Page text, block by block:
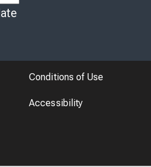
Conditions of Use
Accessibility